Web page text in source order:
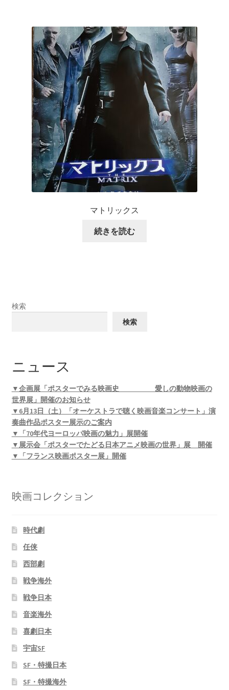
マトリックス
続きを読む
検索
検索
ニュース
▼企画展「ポスターでみる映画史 愛しの動物映画の
世界展」開催のお知らせ
▼6月13日（土）「オーケストラで聴く映画音楽コンサート」演
奏曲作品ポスター展示のご案内
▼「70年代ヨーロッパ映画の魅力」展開催
▼展示会「ポスターでたどる日本アニメ映画の世界」展 開催
▼「フランス映画ポスター展」開催
映画コレクション
時代劇
任侠
西部劇
戦争海外
戦争日本
音楽海外
喜劇日本
宇宙SF
SF・特撮日本
SF・特撮海外